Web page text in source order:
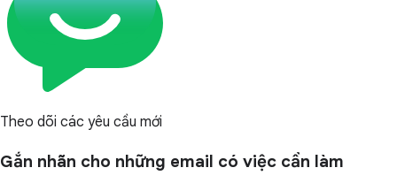
Theo dõi các yêu cầu mới
Gắn nhãn cho những email có việc cần làm